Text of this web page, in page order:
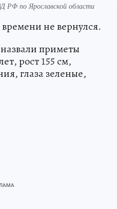
по Ярославской области
не вернулся.
приметы
рост 155 см,
глаза зеленые,